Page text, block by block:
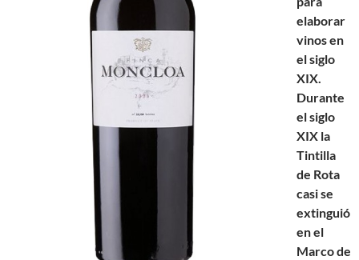
elaborar
vinos en
el siglo
XIX.
Durante
el siglo
XIX la
Tintilla
de Rota
casi se
extinguió
en el
Marco de